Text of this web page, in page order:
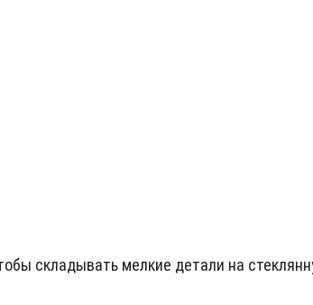
складывать мелкие детали на